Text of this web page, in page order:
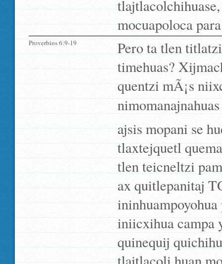
mocuapoloca
Proverbios 6:9-19
Pero ta tlen
timehuas?
quentzi mÃ¡s
ajsis mopani se
tlaxtejquetl
tlen teicneltzi
ax quitlepanitaj
iniicxihua campa
quinequij